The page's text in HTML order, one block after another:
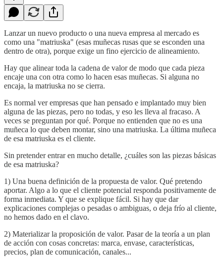
Lanzar un nuevo producto o una nueva empresa al mercado es
como una "matriuska" (esas muñecas rusas que se esconden una
dentro de otra), porque exige un fino ejercicio de alineamiento.
Hay que alinear toda la cadena de valor de modo que cada pieza
encaje una con otra como lo hacen esas muñecas. Si alguna no
encaja, la matriuska no se cierra.
Es normal ver empresas que han pensado e implantado muy bien
alguna de las piezas, pero no todas, y eso les lleva al fracaso. A
veces se preguntan por qué. Porque no entienden que no es una
muñeca lo que deben montar, sino una matriuska. La última muñeca
de esa matriuska es el cliente.
Sin pretender entrar en mucho detalle, ¿cuáles son las piezas básicas
de esa matriuska?
1) Una buena definición de la propuesta de valor. Qué pretendo
aportar. Algo a lo que el cliente potencial responda positivamente de
forma inmediata. Y que se explique fácil. Si hay que dar
explicaciones complejas o pesadas o ambiguas, o deja frío al cliente,
no hemos dado en el clavo.
2) Materializar la proposición de valor. Pasar de la teoría a un plan
de acción con cosas concretas: marca, envase, características,
precios, plan de comunicación, canales...